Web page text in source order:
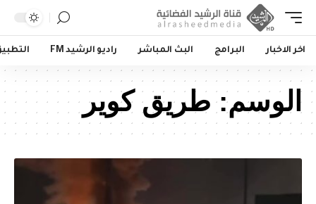
اخر الاخبار البرامج البث المباشر راديو الرشيد FM
الوسم:طريق كوير